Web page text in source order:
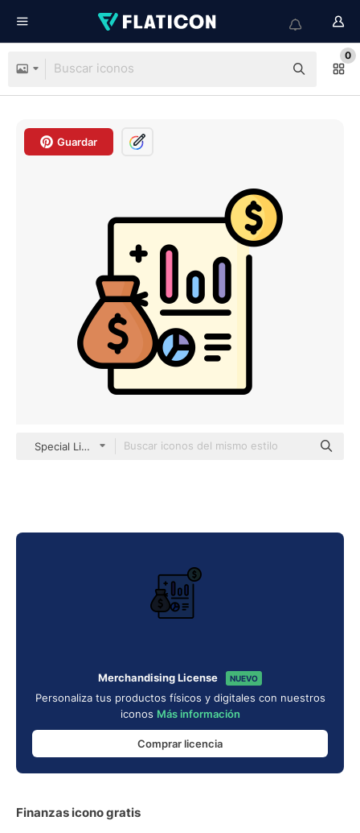
0
Guardar
Special Lineal color
Merchandising License NUEVO
Personaliza tus productos físicos y digitales con nuestros
iconos Más información
Comprar licencia
Finanzas icono gratis